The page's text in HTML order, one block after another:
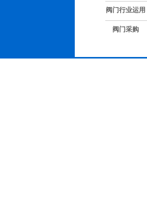
阀门行业运用
阀门采购